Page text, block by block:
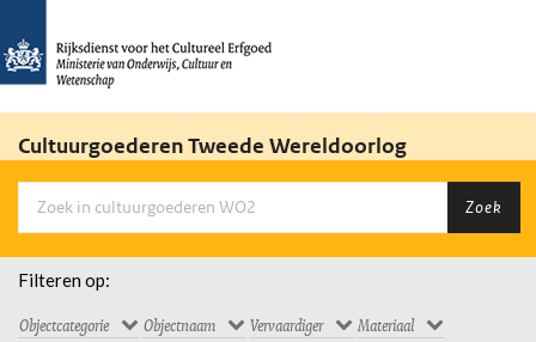
Cultuurgoederen Tweede Wereldoorlog
Zoek
Filteren op:
Objectcategorie Objectnaam Vervaardiger Materiaal